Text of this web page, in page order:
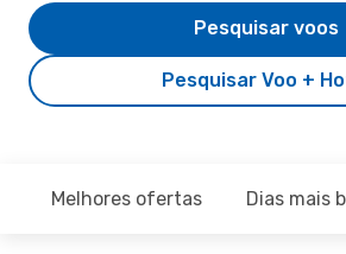
Pesquisar Voo +
Pesquisar voos
Melhores ofertas Dias mais